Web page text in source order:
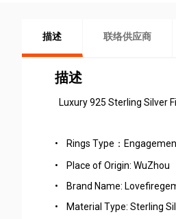
描述 联络供应商
描述
Luxury 925 Sterling Silver
•
Rings Type：
•
Place of Origin: WuZhou
•
Brand Name:
•
Material Type: Sterling